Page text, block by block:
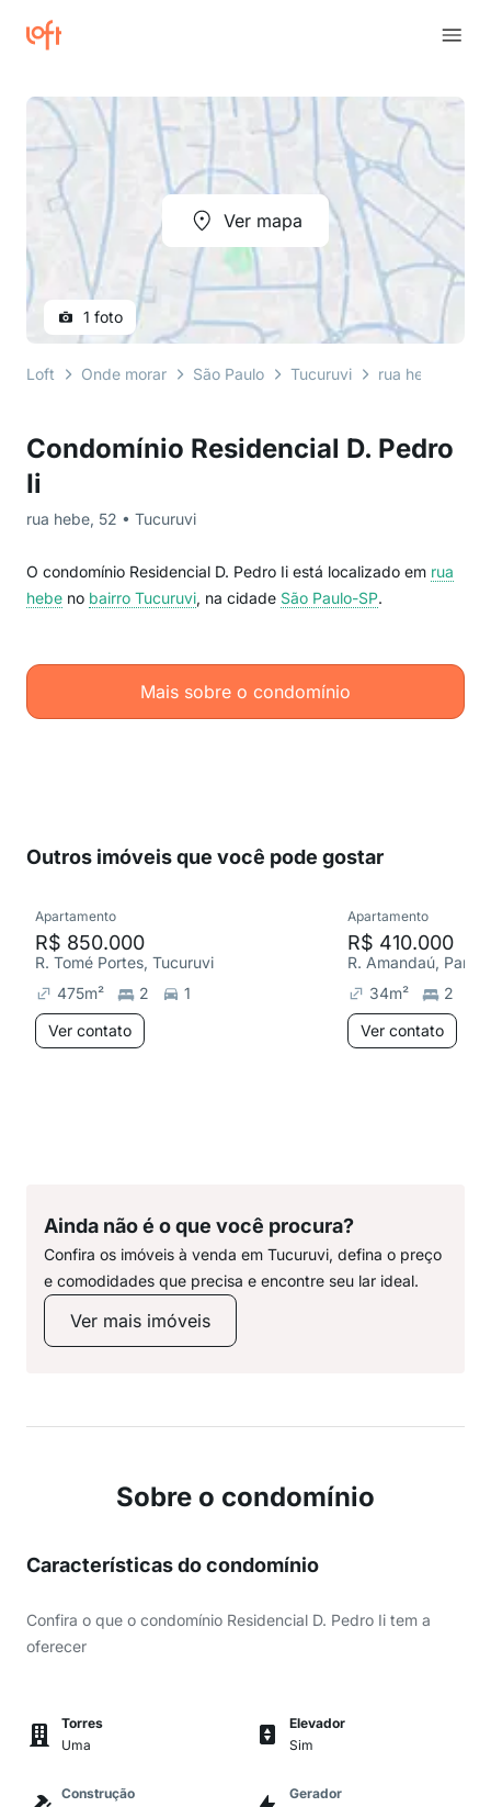
Condomínio Residencial D. Pedro
Ii
rua hebe, 52 • Tucuruvi
O condomínio Residencial D. Pedro Ii está localizado em rua
hebe no bairro Tucuruvi, na cidade São Paulo-SP.
Mais sobre o condomínio
Ver mapa
1 foto
Loft Onde morar São Paulo Tucuruvi rua hebe
Outros imóveis que você pode gostar
Apartamento
R$ 850.000
R. Tomé Portes, Tucuruvi
475m² 2
1
Ver contato
Apartamento
R$ 410.000
R. Amandaú,
34m²
2
Ver contato
Ainda não é o que você procura?
Confira os imóveis à venda em Tucuruvi, defina o preço
e comodidades que precisa e encontre seu lar ideal.
Ver mais imóveis
Sobre o condomínio
Características do condomínio
Confira o que o condomínio Residencial D. Pedro Ii tem a
oferecer
Torres
Uma
Elevador
Sim
Construção
Gerador